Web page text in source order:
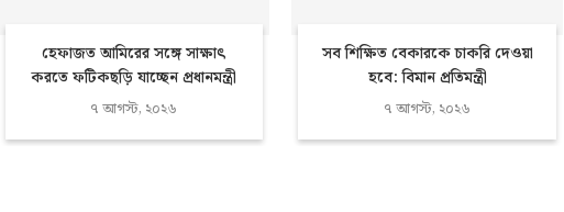
হেফাজত আমিরের সঙ্গে সাক্ষাৎ
করতে ফটিকছড়ি যাচ্ছেন প্রধানমন্ত্রী
৭ আগস্ট, ২০২৬
সব শিক্ষিত বেকারকে চাকরি দেওয়া
হবে: বিমান প্রতিমন্ত্রী
৭ আগস্ট, ২০২৬